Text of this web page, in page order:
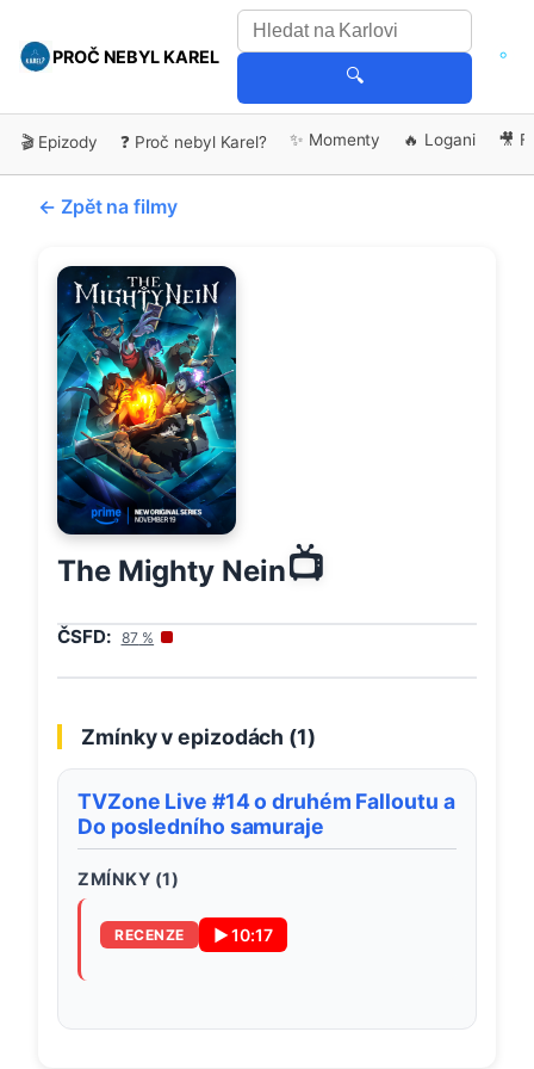
PROČ NEBYL KAREL
🔍
🎬 Epizody ❓ Proč nebyl Karel? ✨ Momenty 🔥 Logani 🎥
← Zpět na filmy
The Mighty Nein📺
ČSFD: 87 %
Zmínky v epizodách (1)
TVZone Live #14 o druhém Falloutu a
Do posledního samuraje
ZMÍNKY (1)
RECENZE ▶10:17